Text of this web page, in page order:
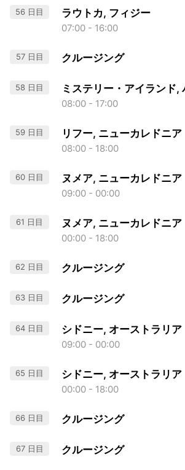
56 日目 ラウトカ, フィジー
07:00 - 16:00
57 日目 クルージング
58 日目 ミステリー・アイランド,
08:00 - 17:00
59 日目 リフー, ニューカレドニア
08:00 - 18:00
60 日目 ヌメア, ニューカレドニア
09:00 - 00:00
61 日目 ヌメア, ニューカレドニア
00:00 - 18:00
62 日目 クルージング
63 日目 クルージング
64 日目 シドニー, オーストラリア
09:00 - 00:00
65 日目 シドニー, オーストラリア
00:00 - 18:00
66 日目 クルージング
67 日目 クルージング